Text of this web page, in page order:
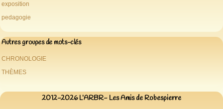
exposition
pedagogie
Autres groupes de mots-clés
CHRONOLOGIE
THÈMES
2012-2026 L’ARBR- Les Amis de Robespierre